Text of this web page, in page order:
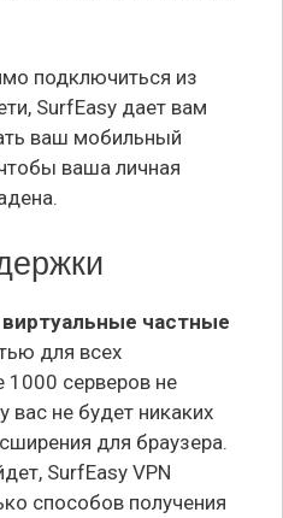
подключиться из
SurfEasy дает вам
ваш мобильный
ваша личная
виртуальные частные
для всех
1000 серверов не
вас не будет никаких
для браузера.
SurfEasy VPN
способов получения